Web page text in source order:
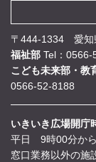
〒444-1334 愛知
福祉部 Tel：0566-
こども未来部・教
0566-52-8188
いきいき広場開庁
平日 9時00分か
窓口業務以外の